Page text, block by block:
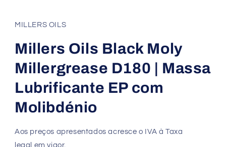
MILLERS OILS
Millers Oils Black Moly
Millergrease D180 | Massa
Lubrificante EP com
Molibdénio
Aos preços apresentados acresce o IVA à Taxa
legal em vigor.